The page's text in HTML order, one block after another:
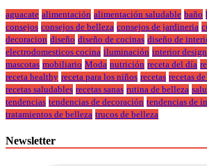
aguacate alimentación alimentación saludable baño
consejos consejos de belleza consejos de jardineria
decoracion diseño diseño de cocinas diseño de
electrodomesticos cocina iluminación interior design
mascotas mobiliario Moda nutrición receta del día
receta healthy receta para los niños recetas recetas
recetas saludables recetas sanas rutina de belleza
tendencias tendencias de decoración tendencias de
tratamientos de belleza trucos de belleza
Newsletter